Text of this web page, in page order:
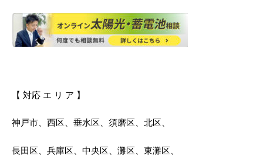
【 対応 エ リ ア 】
神戸市、西区、垂水区、須磨区、北区、
長田区、兵庫区、中央区、灘区、東灘区、